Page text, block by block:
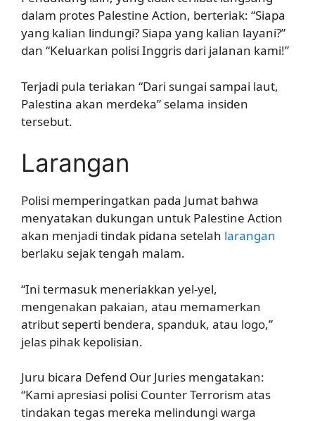
dalam protes Palestine Action, berteriak: “Siapa
yang kalian lindungi? Siapa yang kalian layani?”
dan “Keluarkan polisi Inggris dari jalanan kami!”
Terjadi pula teriakan “Dari sungai sampai laut,
Palestina akan merdeka” selama insiden
tersebut.
Larangan
Polisi memperingatkan pada Jumat bahwa
menyatakan dukungan untuk Palestine Action
akan menjadi tindak pidana setelah larangan
berlaku sejak tengah malam.
“Ini termasuk meneriakkan yel-yel,
mengenakan pakaian, atau memamerkan
atribut seperti bendera, spanduk, atau logo,”
jelas pihak kepolisian.
Juru bicara Defend Our Juries mengatakan:
“Kami apresiasi polisi Counter Terrorism atas
tindakan tegas mereka melindungi warga